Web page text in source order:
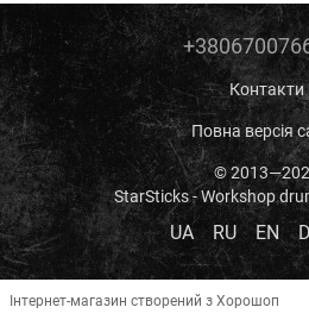
Контакти
Повна версія
©
StarSticks - Workshop
UA RU EN
Інтернет-магазин створений з Хорошоп